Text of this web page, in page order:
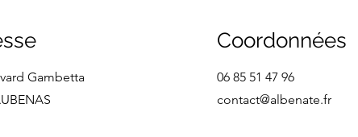
Gambetta
Coordonnées
06 85 51 47 96
contact@albenate.fr